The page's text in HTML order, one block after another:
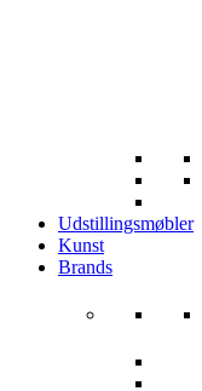
Udstillingsmøbler
Kunst
Brands